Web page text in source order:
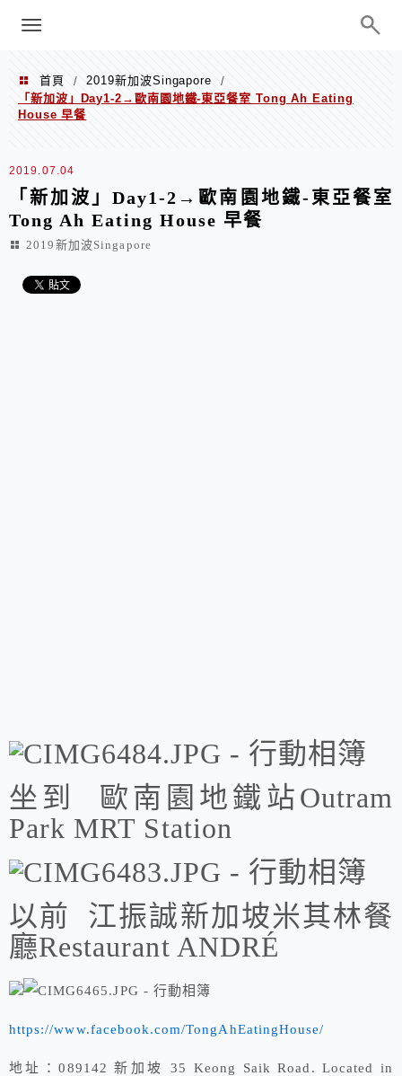
巧、世界走透透
menu
首頁 / 2019新加波Singapore
/
「新加波」Day1-2→歐南園地鐵-東亞餐室 Tong Ah Eating
House 早餐
2019.07.04
「新加波」Day1-2→歐南園地鐵-東亞餐室
Tong Ah Eating House 早餐
2019新加波Singapore
坐到 歐南園地鐵站Outram
Park MRT Station
以前 江振誠新加坡米其林餐
廳Restaurant ANDRÉ
https://www.facebook.com/TongAhEatingHouse/
地址：089142 新加坡 35 Keong Saik Road. Located in